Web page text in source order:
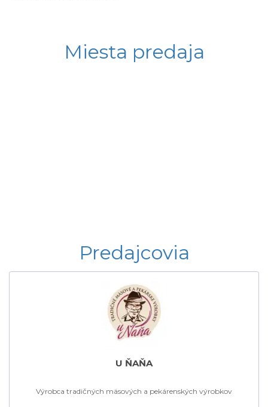
Miesta predaja
Predajcovia
U ŇAŇA
Výrobca tradičných mäsových a pekárenských výrobkov